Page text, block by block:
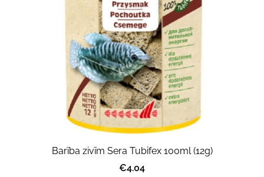
Barība zivīm Sera Tubifex 100ml (12g)
€4.04